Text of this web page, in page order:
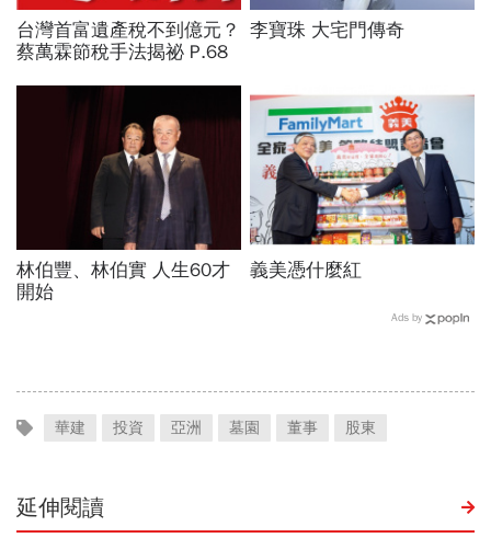
台灣首富遺產稅不到億元？
蔡萬霖節稅手法揭祕 P.68
李寶珠 大宅門傳奇
林伯豐、林伯實 人生60才
開始
義美憑什麼紅
Ads by
華建 投資 亞洲 墓園 董事 股東
延伸閱讀